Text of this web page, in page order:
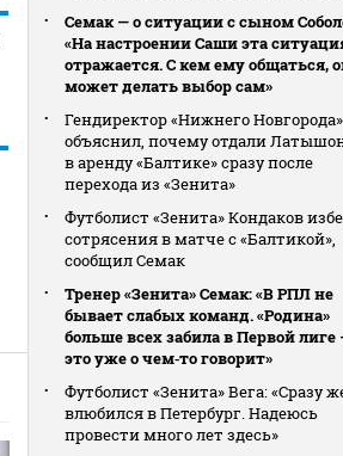
Семак — о ситуации с сыном
«На настроении Саши эта
отражается. С кем ему общаться,
может делать выбор сам»
Гендиректор «Нижнего Новгорода»
объяснил, почему отдали
в аренду «Балтике» сразу после
перехода из «Зенита»
Футболист «Зенита» Кондаков
сотрясения в матче с «Балтикой»,
сообщил Семак
Тренер «Зенита» Семак: «В РПЛ не
бывает слабых команд. «Родина»
больше всех забила в Первой лиге
это уже о чем‑то говорит»
Футболист «Зенита» Вега: «Сразу
влюбился в Петербург. Надеюсь
провести много лет здесь»